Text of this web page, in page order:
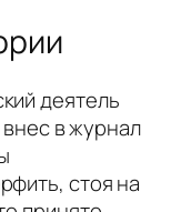
деятель
внес в журнал
стоя на